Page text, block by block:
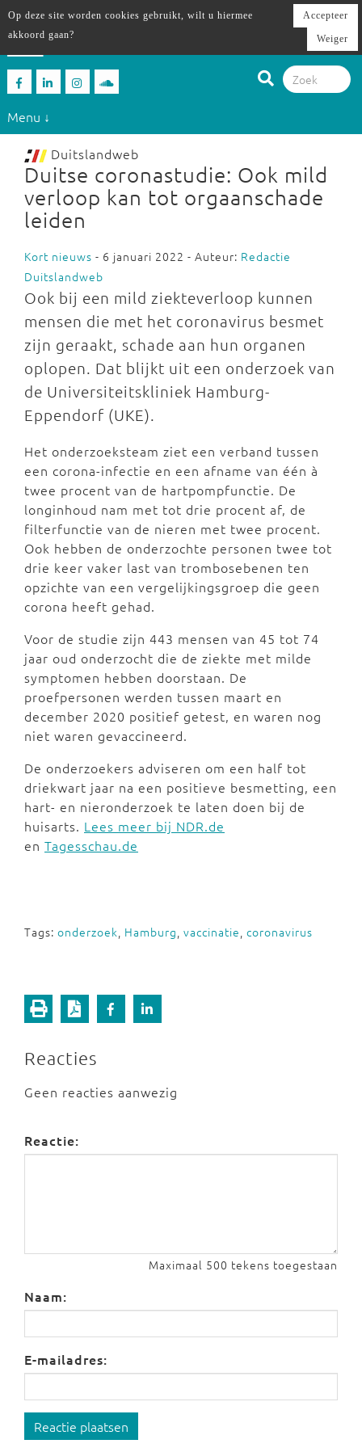
Menu ↓
Duitslandweb
Duitse coronastudie: Ook mild
verloop kan tot orgaanschade
leiden
Kort nieuws - 6 januari 2022 - Auteur: Redactie
Duitslandweb
Ook bij een mild ziekteverloop kunnen
mensen die met het coronavirus besmet
zijn geraakt, schade aan hun organen
oplopen. Dat blijkt uit een onderzoek van
de Universiteitskliniek Hamburg-
Eppendorf (UKE).
Het onderzoeksteam ziet een verband tussen
een corona-infectie en een afname van één à
twee procent van de hartpompfunctie. De
longinhoud nam met tot drie procent af, de
filterfunctie van de nieren met twee procent.
Ook hebben de onderzochte personen twee tot
drie keer vaker last van trombosebenen ten
opzichte van een vergelijkingsgroep die geen
corona heeft gehad.
Voor de studie zijn 443 mensen van 45 tot 74
jaar oud onderzocht die de ziekte met milde
symptomen hebben doorstaan. De
proefpersonen werden tussen maart en
december 2020 positief getest, en waren nog
niet waren gevaccineerd.
De onderzoekers adviseren om een half tot
driekwart jaar na een positieve besmetting, een
hart- en nieronderzoek te laten doen bij de
huisarts. Lees meer bij NDR.de
en Tagesschau.de
Tags: onderzoek, Hamburg, vaccinatie, coronavirus
Reacties
Geen reacties aanwezig
Reactie:
Maximaal 500 tekens toegestaan
Naam:
E-mailadres:
Reactie plaatsen
Op deze site worden cookies gebruikt, wilt u hiermee
akkoord gaan?
Accepteer
Weiger